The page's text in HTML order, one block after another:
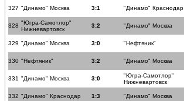
327 "Динамо" Москва 3:1 "Динамо" Краснодар
328 "Югра-Самотлор"
Нижневартовск
3:2 "Динамо" Москва
329 "Динамо" Москва 3:0 "Нефтяник"
330 "Нефтяник" 3:2 "Динамо" Москва
331 "Динамо" Москва 3:0
"Югра-Самотлор"
Нижневартовск
332 "Динамо" Краснодар 1:3 "Динамо" Москва